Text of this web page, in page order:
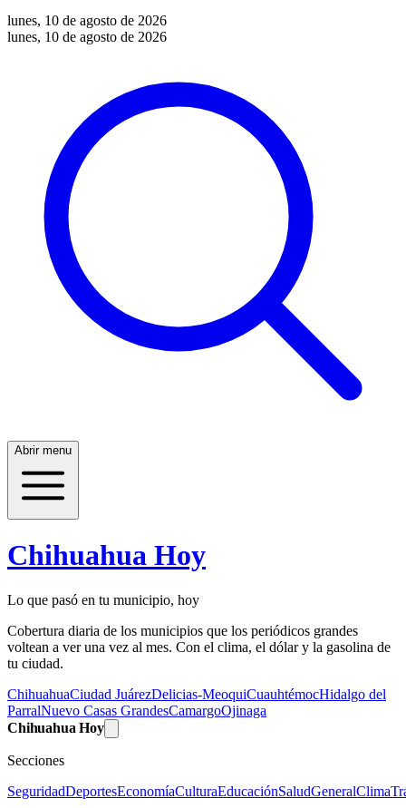
lunes, 10 de agosto de 2026
lunes, 10 de agosto de 2026
Abrir menu
Chihuahua Hoy
Lo que pasó en tu municipio, hoy
Cobertura diaria de los municipios que los periódicos grandes
voltean a ver una vez al mes. Con el clima, el dólar y la gasolina de
tu ciudad.
ChihuahuaCiudad JuárezDelicias-MeoquiCuauhtémocHidalgo del
ParralNuevo Casas GrandesCamargoOjinaga
Chihuahua Hoy
Secciones
SeguridadDeportesEconomíaCulturaEducaciónSaludGeneralClima